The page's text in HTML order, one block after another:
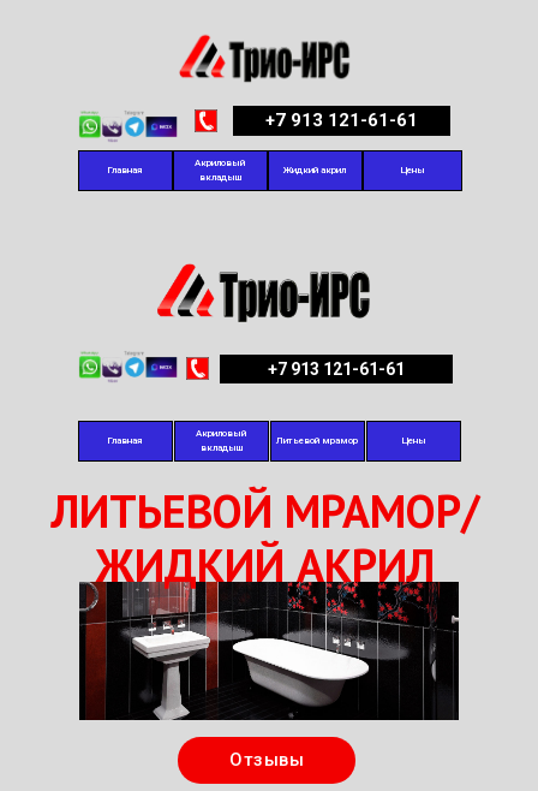
+7 913 121-61-61
Главная
Акриловый
вкладыш
Цены
Жидкий акрил
+7 913 121-61-61
Главная
Акриловый
вкладыш
Цены
Литьевой мрамор
ЛИТЬЕВОЙ МРАМОР/
ЖИДКИЙ АКРИЛ
Отзывы